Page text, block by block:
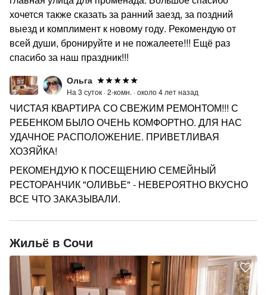
хочется также сказать за ранний заезд, за поздний
выезд и комплимент к новому году. Рекомендую от
всей души, бронируйте и не пожалеете!!! Ещё раз
спасибо за наш праздник!!!
Ольга
На 3 суток ·2-комн. ·около 4 лет назад
ЧИСТАЯ КВАРТИРА СО СВЕЖИМ РЕМОНТОМ!!! С
РЕБЕНКОМ БЫЛО ОЧЕНЬ КОМФОРТНО. ДЛЯ НАС
УДАЧНОЕ РАСПОЛОЖЕНИЕ. ПРИВЕТЛИВАЯ
ХОЗЯЙКА!
РЕКОМЕНДУЮ К ПОСЕЩЕНИЮ СЕМЕЙНЫЙ
РЕСТОРАНЧИК "ОЛИВЬЕ" - НЕВЕРОЯТНО ВКУСНО
ВСЕ ЧТО ЗАКАЗЫВАЛИ.
Жильё в Сочи